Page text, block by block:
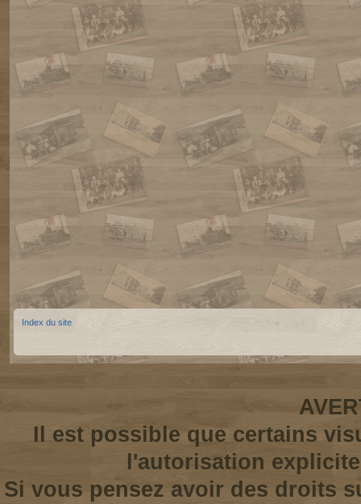
Index du site
Il est possible que certains
l'autorisation
Si vous pensez avoir des droits